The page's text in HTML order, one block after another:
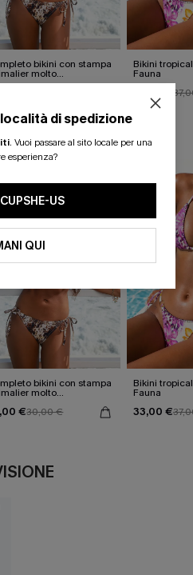
bikini con stampa
molto
Bikini
Fauna
ANCHE
bikini con stampa
molto
€30,00 €
Bikini
Fauna
33,00 €
di spedizione
. Vuoi passare al sito locale per una
esperienza?
US
QUI